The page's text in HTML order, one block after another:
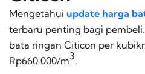
Mengetahui update harga
terbaru penting bagi
bata ringan Citicon per
Rp660.000/m3.